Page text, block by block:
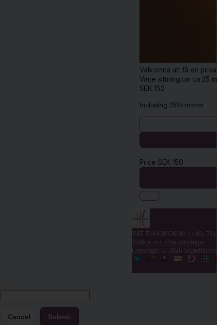
Välkomna att få en
Varje sittning tar ca 25
SEK 150
Including 25% moms
Price SEK 150
VAT 516408926901 (+46)
Villkor och förutsättningar
Copyright © 2026
Cancel Submit